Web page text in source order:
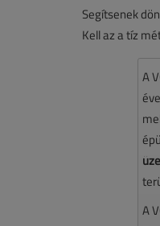
Segítsenek
Kell az a tíz
A
A